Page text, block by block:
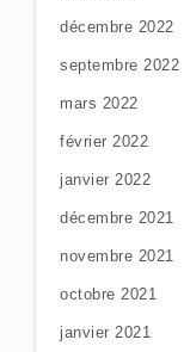
décembre 2022
septembre 2022
mars 2022
février 2022
janvier 2022
décembre 2021
novembre 2021
octobre 2021
janvier 2021